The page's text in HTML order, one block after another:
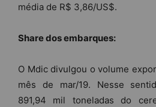
média de R$ 3,86/US$.
Share dos embarques:
O Mdic divulgou o volume
mês de mar/19. Nesse
891,94 mil toneladas do